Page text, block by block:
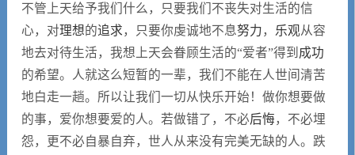
不管上天给予我们什么，只要我们不丧失对生活的信
心，对理想的追求，只要你虔诚地不息努力， 乐观从容
地去对待生活，我想上天会眷顾生活的“爱者”得到 成功
的希望。人就这么短暂的一辈，我们不能在人世间清苦
地白走一趟。所以让我们一切从快乐开始！做你想要做
的事，爱你想要爱的人。若做错了，不必后悔，不必埋
怨，更不必自暴自弃，世人从来没有完美无缺的人。跌